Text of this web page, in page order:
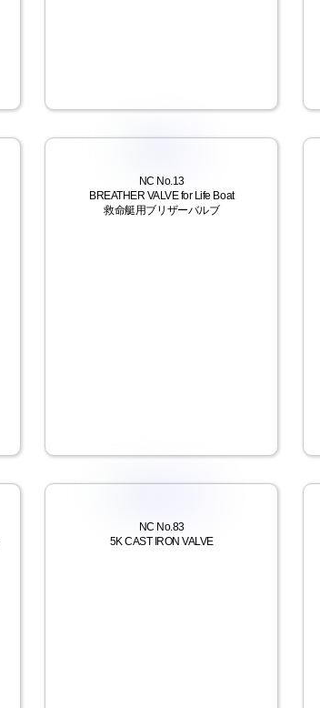
NC No.13
BREATHER VALVE for Life Boat
救命艇用ブリザーバルブ
NC No.83
5K CAST IRON VALVE